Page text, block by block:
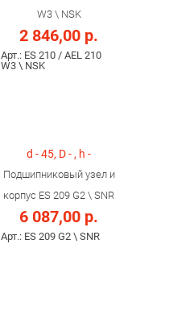
W3 \ NSK
2 846,00 р.
Арт.: ES 210 / AEL 210
W3 \ NSK
d - 45, D - , h -
Подшипниковый узел и
корпус ES 209 G2 \ SNR
6 087,00 р.
Арт.: ES 209 G2 \ SNR